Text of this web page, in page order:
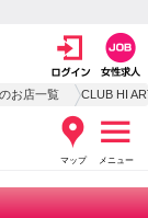
お店一覧 CLUB HI
マップ メニュー